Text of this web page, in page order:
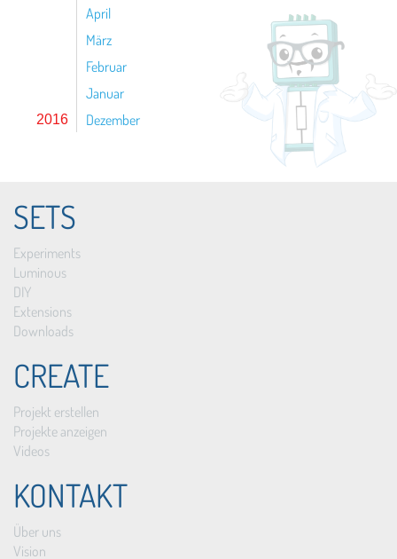
April
März
Februar
Januar
2016 Dezember
SETS
Experiments
Luminous
DIY
Extensions
Downloads
CREATE
Projekt erstellen
Projekte anzeigen
Videos
KONTAKT
Über uns
Vision